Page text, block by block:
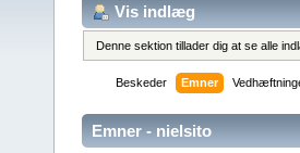
Vis indlæg
Denne sektion tillader dig at se alle
Beskeder Emner
Emner - nielsito